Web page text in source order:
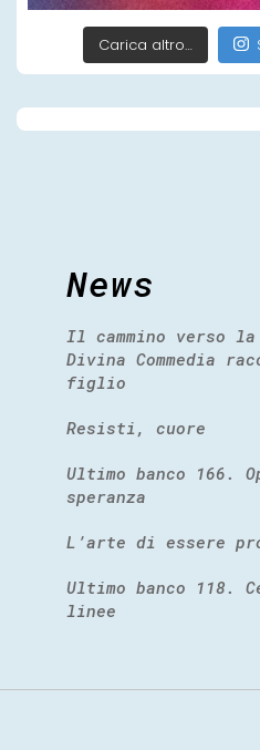
Carica altro…
News
Il cammino verso
Divina Commedia
figlio
Resisti, cuore
Ultimo banco 166.
speranza
L’arte di essere
Ultimo banco 118.
linee